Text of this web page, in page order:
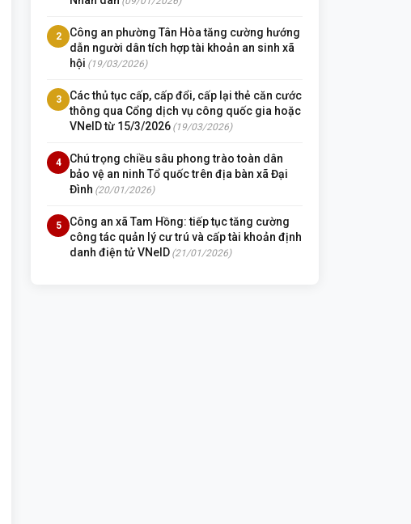
2
Công an phường Tân Hòa tăng cường hướng
dẫn người dân tích hợp tài khoản an sinh xã
hội (19/03/2026)
3
Các thủ tục cấp, cấp đổi, cấp lại thẻ căn cước
thông qua Cổng dịch vụ công quốc gia hoặc
VNeID từ 15/3/2026 (19/03/2026)
4
Chú trọng chiều sâu phong trào toàn dân
bảo vệ an ninh Tổ quốc trên địa bàn xã Đại
Đình (20/01/2026)
5
Công an xã Tam Hồng: tiếp tục tăng cường
công tác quản lý cư trú và cấp tài khoản định
danh điện tử VNeID (21/01/2026)